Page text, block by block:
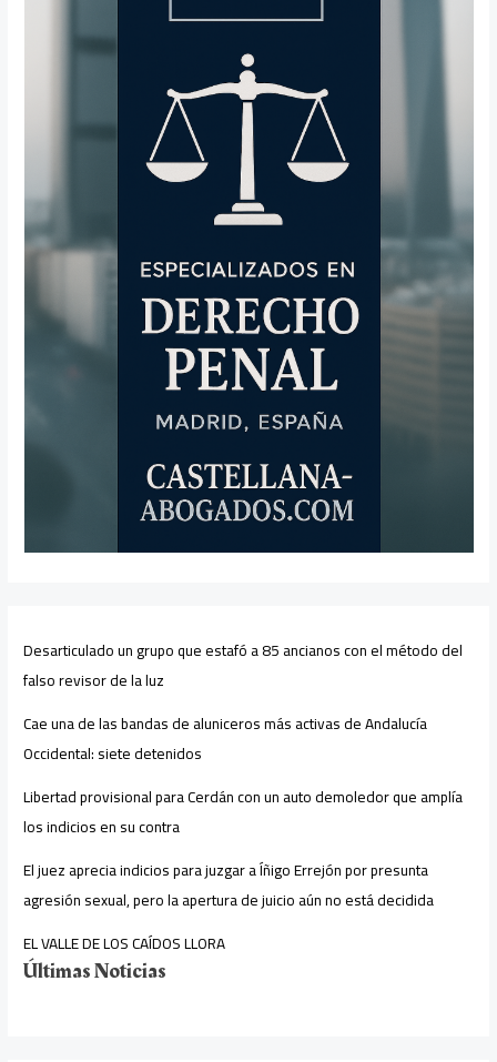
Desarticulado un grupo que estafó a 85 ancianos con el método del
falso revisor de la luz
Cae una de las bandas de aluniceros más activas de Andalucía
Occidental: siete detenidos
Libertad provisional para Cerdán con un auto demoledor que amplía
los indicios en su contra
El juez aprecia indicios para juzgar a Íñigo Errejón por presunta
agresión sexual, pero la apertura de juicio aún no está decidida
EL VALLE DE LOS CAÍDOS LLORA
Últimas Noticias